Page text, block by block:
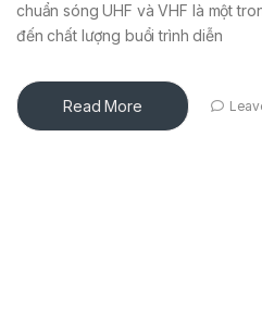
chuẩn sóng UHF và VHF là một
đến chất lượng buổi trình diễn
Read More